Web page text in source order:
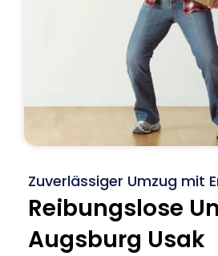
Zuverlässiger Umzug mit
Reibungslose
Augsburg Usak